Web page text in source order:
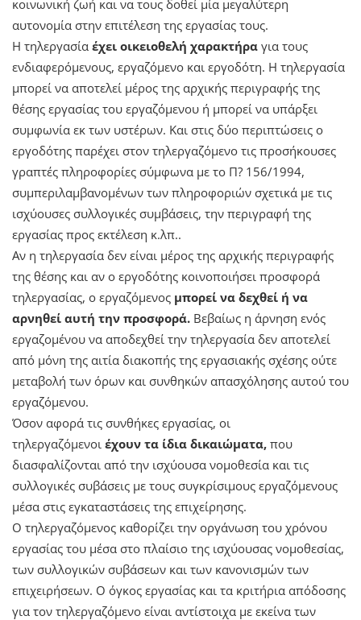
κοινωνική ζωή και να τους δοθεί µία μεγαλύτερη
αυτονομία στην επιτέλεση της εργασίας τους.
Η τηλεργασία έχει οικειοθελή χαρακτήρα για τους
ενδιαφερόμενους, εργαζόμενο και εργοδότη. Η τηλεργασία
μπορεί να αποτελεί μέρος της αρχικής περιγραφής της
θέσης εργασίας του εργαζόμενου ή μπορεί να υπάρξει
συμφωνία εκ των υστέρων. Και στις δύο περιπτώσεις ο
εργοδότης παρέχει στον τηλεργαζόµενο τις προσήκουσες
γραπτές πληροφορίες σύμφωνα µε το Π? 156/1994,
συµπεριλαµβανοµένων των πληροφοριών σχετικά µε τις
ισχύουσες συλλογικές συμβάσεις, την περιγραφή της
εργασίας προς εκτέλεση κ.λπ..
Αν η τηλεργασία δεν είναι μέρος της αρχικής περιγραφής
της θέσης και αν ο εργοδότης κοινοποιήσει προσφορά
τηλεργασίας, ο εργαζόμενος μπορεί να δεχθεί ή να
αρνηθεί αυτή την προσφορά. Βεβαίως η άρνηση ενός
εργαζομένου να αποδεχθεί την τηλεργασία δεν αποτελεί
από μόνη της αιτία διακοπής της εργασιακής σχέσης ούτε
μεταβολή των όρων και συνθηκών απασχόλησης αυτού του
εργαζόμενου.
Όσον αφορά τις συνθήκες εργασίας, οι
τηλεργαζόµενοι έχουν τα ίδια δικαιώματα, που
διασφαλίζονται από την ισχύουσα νομοθεσία και τις
συλλογικές συβάσεις με τους συγκρίσιμους εργαζόμενους
μέσα στις εγκαταστάσεις της επιχείρησης.
Ο τηλεργαζόµενος καθορίζει την οργάνωση του χρόνου
εργασίας του μέσα στο πλαίσιο της ισχύουσας νομοθεσίας,
των συλλογικών συβάσεων και των κανονισμών των
επιχειρήσεων. Ο όγκος εργασίας και τα κριτήρια απόδοσης
για τον τηλεργαζόµενο είναι αντίστοιχα με εκείνα των